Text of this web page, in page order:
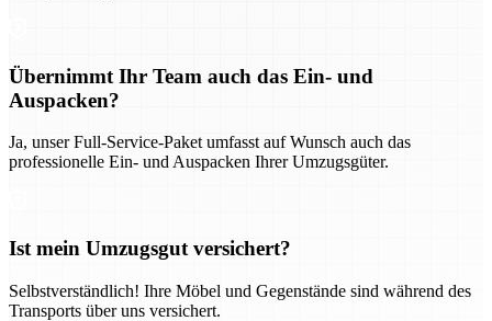
Übernimmt Ihr Team auch das Ein- und
Auspacken?
Ja, unser Full-Service-Paket umfasst auf Wunsch auch das
professionelle Ein- und Auspacken Ihrer Umzugsgüter.
Ist mein Umzugsgut versichert?
Selbstverständlich! Ihre Möbel und Gegenstände sind während des
Transports über uns versichert.